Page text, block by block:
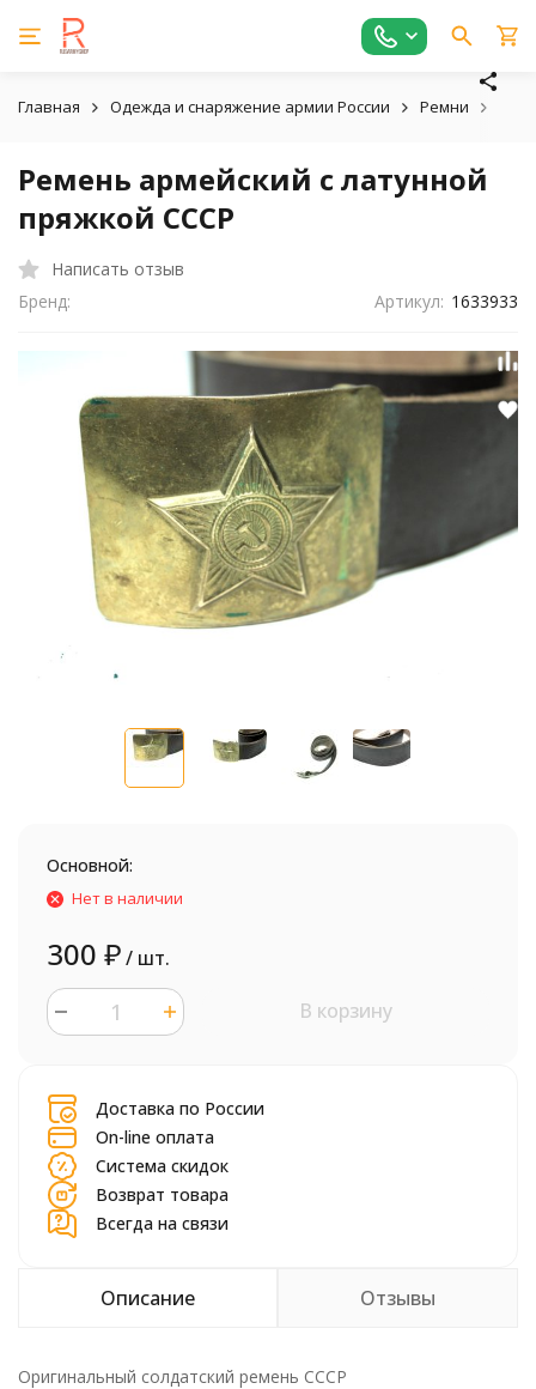
Главная Одежда и снаряжение армии России Ремни
Ремень армейский с латунной
пряжкой СССР
Написать отзыв
Бренд:
Артикул: 1633933
Основной:
Нет в наличии
300 ₽/ шт.
В корзину
Доставка по России
On-line оплата
Система скидок
Возврат товара
Всегда на связи
Описание Отзывы
Оригинальный солдатский ремень СССР